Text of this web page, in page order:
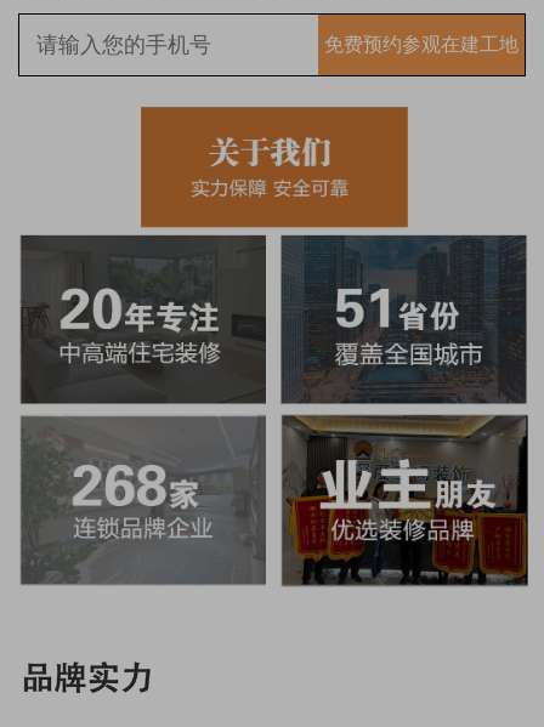
免费预约参观在建工地